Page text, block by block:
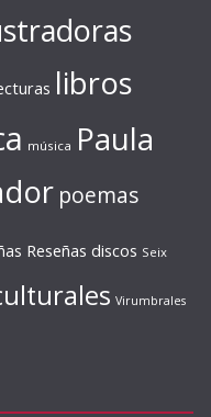
libros
música Paula
poemas
Reseñas discos Seix
Virumbrales